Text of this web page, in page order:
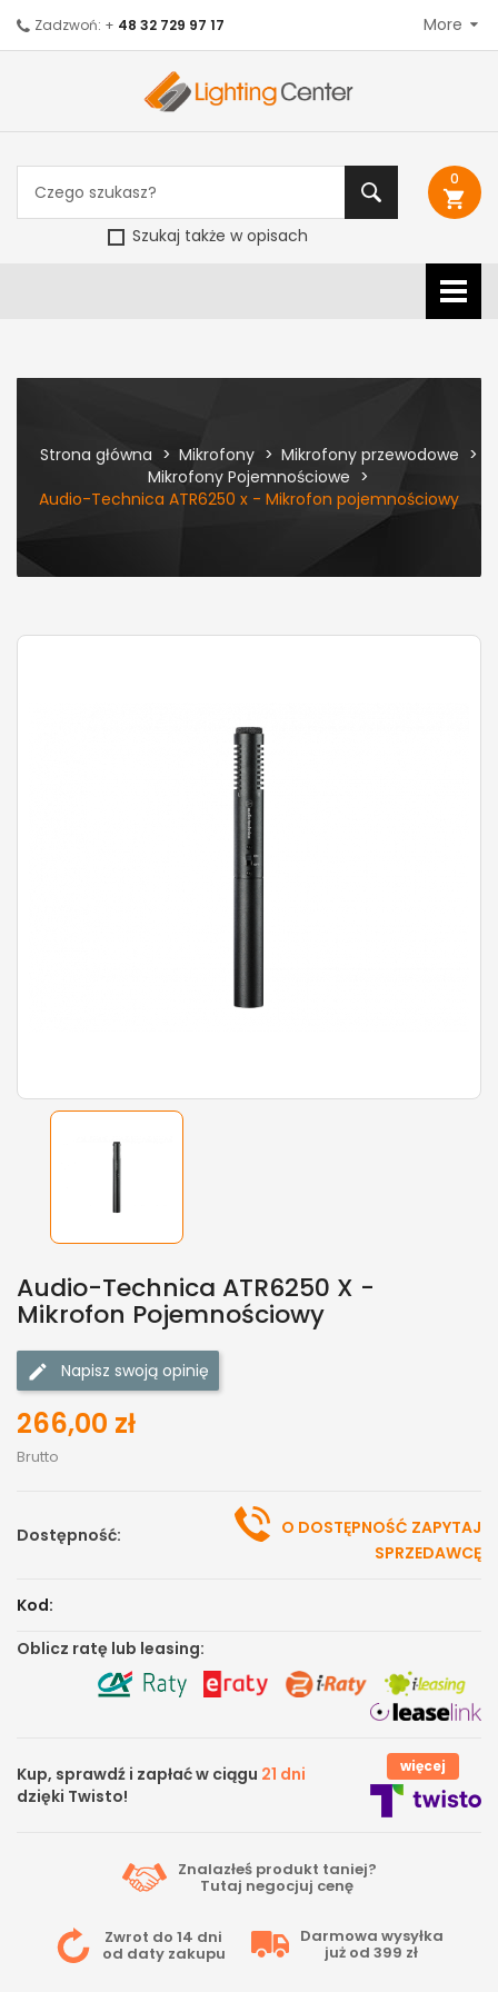
Szukaj także w opisach
0
shopping_cart
Zadzwoń: + 48 32 729 97 17 More
Strona główna Mikrofony
Mikrofony przewodowe
Mikrofony Pojemnościowe
Audio-Technica ATR6250 x - Mikrofon pojemnościowy
Audio-Technica ATR6250 X -
Mikrofon Pojemnościowy
Napisz swoją opinię
266,00 zł
Brutto
Dostępność:
O DOSTĘPNOŚĆ ZAPYTAJ
SPRZEDAWCĘ
Kod:
Oblicz ratę lub leasing:
Kup, sprawdź i zapłać w ciągu 21 dni
dzięki Twisto!
więcej
Znalazłeś produkt taniej?
Tutaj negocjuj cenę
Zwrot do 14 dni
od daty zakupu
Darmowa wysyłka
już od 399 zł